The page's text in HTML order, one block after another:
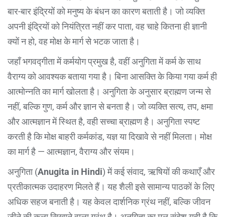
बार-बार इंद्रियों को मनुष्य के बंधन का कारण बताती है। जो व्यक्ति
अपनी इंद्रियों को नियंत्रित नहीं कर पाता, वह चाहे कितना ही ज्ञानी
क्यों न हो, वह मोक्ष के मार्ग से भटक जाता है।
जहाँ भगवद्गीता में कर्मयोग प्रमुख है, वहीं अनुगिता में कर्म के साथ
वैराग्य को आवश्यक बताया गया है। बिना आसक्ति के किया गया कर्म ही
आत्मोन्नति का मार्ग खोलता है। अनुगिता के अनुसार ब्राह्मण जन्म से
नहीं, बल्कि गुण, कर्म और ज्ञान से बनता है। जो व्यक्ति सत्य, तप, क्षमा
और आत्मज्ञान में स्थित है, वही सच्चा ब्राह्मण है। अनुगिता स्पष्ट
करती है कि मोक्ष बाहरी कर्मकांड, यज्ञ या दिखावे से नहीं मिलता। मोक्ष
का मार्ग है — आत्मज्ञान, वैराग्य और संयम।
अनुगिता (Anugita in Hindi) में कई संवाद, ऋषियों की कथाएँ और
प्रतीकात्मक उदाहरण मिलते हैं। यह शैली इसे सामान्य पाठकों के लिए
अधिक सहज बनाती है। यह केवल दार्शनिक ग्रंथ नहीं, बल्कि जीवन